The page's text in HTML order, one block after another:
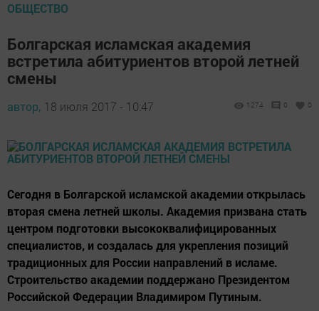
ОБЩЕСТВО
Болгарская исламская академия
встретила абитуриентов второй летней
смены
автор, 18 июля 2017 - 10:47 1274 0 0
Сегодня в Болгарской исламской академии открылась
вторая смена летней школы. Академия призвана стать
центром подготовки высококвалифицированных
специалистов, и создалась для укрепления позиций
традиционных для России направлений в исламе.
Строительство академии поддержано Президентом
Российской Федерации Владимиром Путиным.